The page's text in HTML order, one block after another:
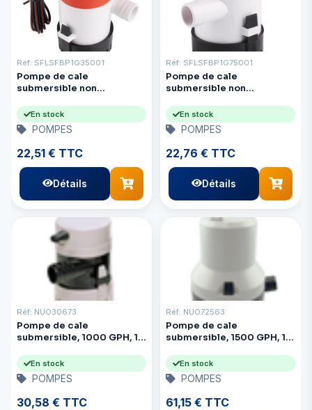
Réf: SFLSFBP1G35001
Pompe de cale
submersible non
350 GpH
En stock
POMPES
22,51 € TTC
Détails
Réf: SFLSFBP1G75001
Pompe de cale
submersible non
750 GpH
En stock
POMPES
22,76 € TTC
Détails
Réf: NUO30673
Pompe de cale
submersible, 1000 GPH, 12
En stock
POMPES
30,58 € TTC
Réf: NUO72563
Pompe de cale
submersible, 1500 GPH, 12
En stock
POMPES
61,15 € TTC